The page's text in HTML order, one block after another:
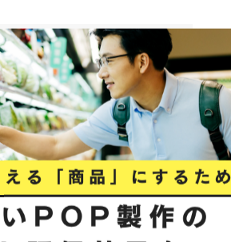
ンをとること。
て積極的にコミュニケーション